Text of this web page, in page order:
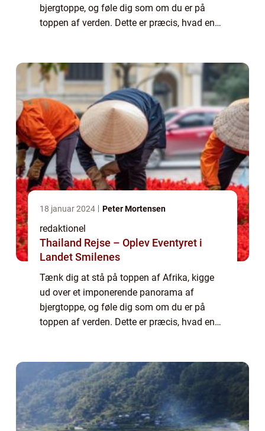
bjergtoppe, og føle dig som om du er på
toppen af verden. Dette er præcis, hvad en
ero...
18 januar 2024 Peter Mortensen
redaktionel
Thailand Rejse – Oplev Eventyret i
Landet Smilenes
Tænk dig at stå på toppen af Afrika, kigge
ud over et imponerende panorama af
bjergtoppe, og føle dig som om du er på
toppen af verden. Dette er præcis, hvad en